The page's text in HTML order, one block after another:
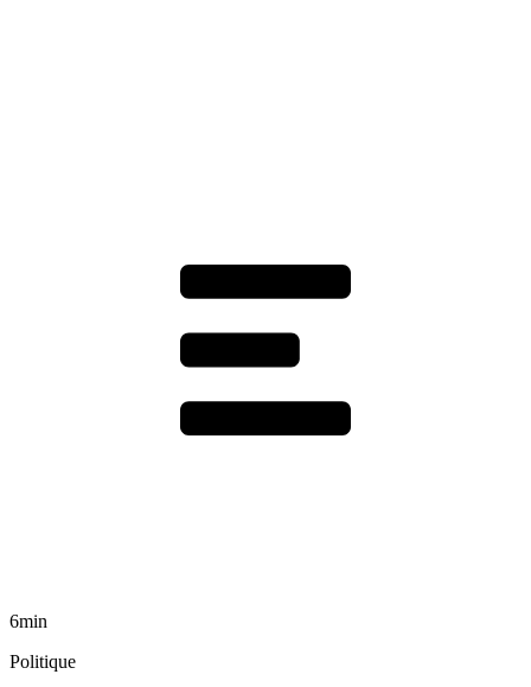
6min
Politique